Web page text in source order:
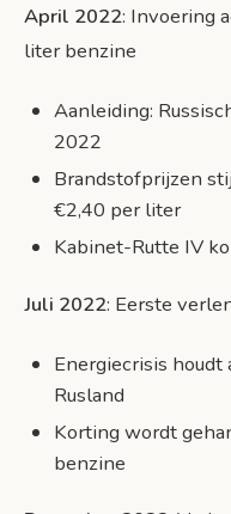
April 2022: Invoering
liter benzine
Aanleiding:
2022
Brandstofprijzen
€2,40 per liter
Kabinet-Rutte IV
Juli 2022: Eerste
Energiecrisis houdt
Rusland
Korting wordt
benzine